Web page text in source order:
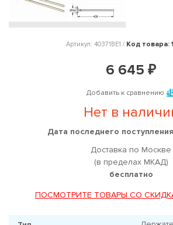
Артикул: 40371BE1 / Код товара:
6 645 ₽
Добавить к сравнению
Нет в
Дата последнего
Доставка по Москве
(в пределах МКАД)
бесплатно
ПОСМОТРИТЕ ТОВАРЫ СО